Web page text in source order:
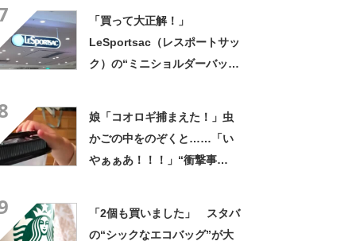
「買って大正解！」
LeSportsac（レスポートサッ
ク）の“ミニショルダーバッ
娘「コオロギ捕まえた！」虫
かごの中をのぞくと……「い
やぁぁあ！！！」“衝撃事
「2個も買いました」 スタバ
の“シックなエコバッグ”が大